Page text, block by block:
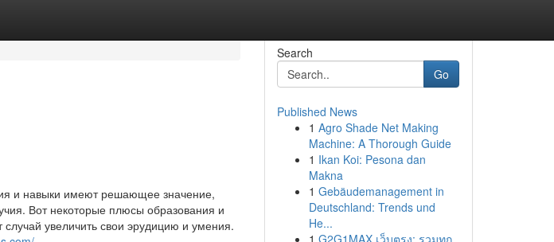
и навыки имеют решающее значение,
Вот некоторые плюсы образования и
увеличить свои эрудицию и умения.
Search
Go
Published News
1 Agro Shade Net Making
Machine: A Thorough Guide
1 Ikan Koi: Pesona dan
Makna
1 Gebäudemanagement in
Deutschland: Trends und
He...
1 G2G1MAX เว็บตรง: รวมทุก